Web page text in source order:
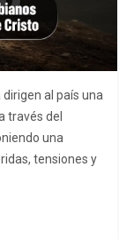
al país una
través del
una
tensiones y